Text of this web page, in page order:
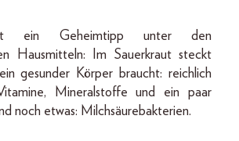
ein Geheimtipp unter den
Hausmitteln: Im Sauerkraut steckt
gesunder Körper braucht: reichlich
Mineralstoffe und ein paar
noch etwas: Milchsäurebakterien.